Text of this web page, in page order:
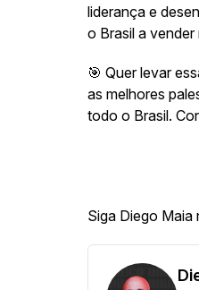
liderança e
o Brasil a vender
🎯 Quer levar
as melhores
todo o Brasil.
Siga Diego Maia